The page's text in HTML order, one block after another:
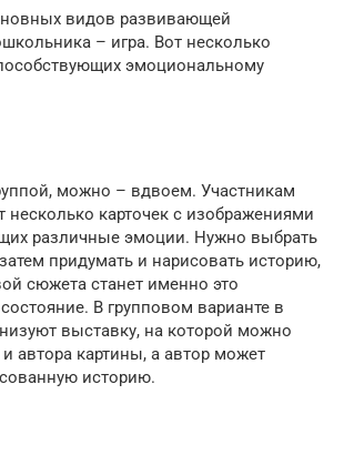
видов развивающей
– игра. Вот несколько
эмоциональному
можно – вдвоем. Участникам
несколько карточек с изображениями
различные эмоции. Нужно выбрать
придумать и нарисовать историю,
сюжета станет именно это
В групповом варианте в
выставку, на которой можно
и автора картины, а автор может
историю.